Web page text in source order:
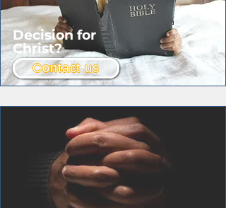
Decision for
Christ?
Contact us